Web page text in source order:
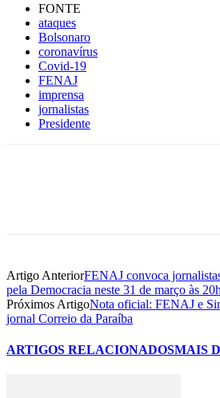
FONTE
ataques
Bolsonaro
coronavírus
Covid-19
FENAJ
imprensa
jornalistas
Presidente
Artigo AnteriorFENAJ convoca
pela Democracia neste 31 de março às
Próximos ArtigoNota oficial: FENAJ e
jornal Correio da Paraíba
ARTIGOS RELACIONADOSMAIS